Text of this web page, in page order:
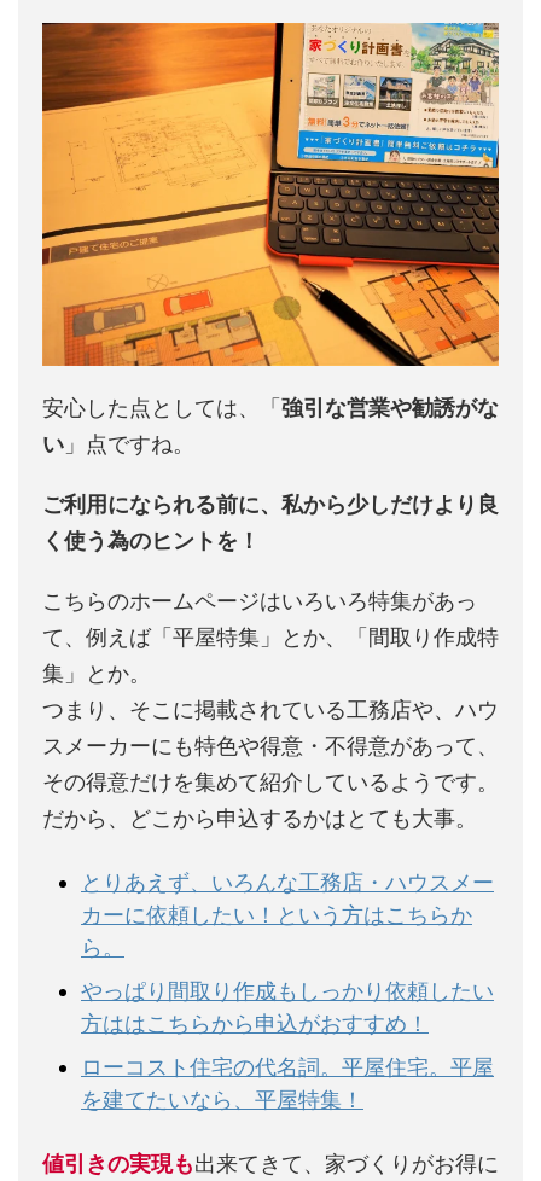
安心した点としては、「強引な営業や勧誘がな
い 」点ですね。
ご利用になられる前に、私から少しだけより良
く使う為のヒントを！
こちらのホームページはいろいろ特集があっ
て、例えば「平屋特集」とか、「間取り作成特
集」とか。
つまり、そこに掲載されている工務店や、ハウ
スメーカーにも特色や得意・不得意があって、
その得意だけを集めて紹介しているようです。
だから、どこから申込するかはとても大事。
とりあえず、いろんな工務店・ハウスメー
カーに依頼したい！という方はこちらか
ら。
やっぱり間取り作成もしっかり依頼したい
方ははこちらから申込がおすすめ！
ローコスト住宅の代名詞。平屋住宅。平屋
を建てたいなら、平屋特集！
値引きの実現も出来てきて、家づくりがお得に